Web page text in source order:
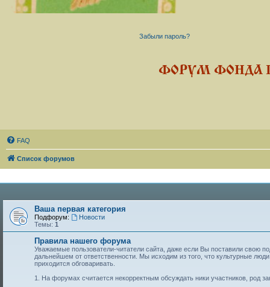
Забыли пароль?
ФОРУМ ФОНДА
FAQ
Список форумов
Ваша первая категория
Подфорум:
Новости
Темы: 1
Правила нашего форума
Уважаемые пользователи-читатели сайта, даже если Вы поставили свою
дальнейшем от ответственности. Мы исходим из того, что культурные
приходится обговаривать.
1. На форумах считается некорректным обсуждать ники участников, род